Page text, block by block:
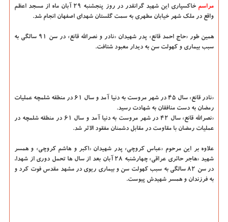
مراسم
خاکسپاری این شهید گرانقدر در روز پنجشنبه ۲۹ آبان ماه از مسجد اعظم
واقع در ملک شهر خیابان مطهری به سمت گلستان شهدای اصفهان انجام شد.
همین طور «حاج احمد قانع» پدر شهیدان «نادر و نصرالله قانع» در سن ۹۱ سالگی به
سبب بیماری و کهولت سن به دیدار معبود شتافت.
«نادر قانع» سال ۴۵ در شهر مروست به دنیا آمد و سال ۶۱ در منطقه شلمچه عملیات
رمضان به دست منافقان به شهادت رسید.
«نصرالله قانع» سال ۴۲ در شهر مروست به دنیا آمد و سال ۶۱ در منطقه شلمچه در
عملیات رمضان با مقاومت در مقابل دشمنان مفقود الاثر شد.
علاوه بر این مرحوم «عباس کروچی» پدر شهیدان «اکبر و هاشم کروچی» و همسر
شهید «هاجر حائری عراقی» چهارشنبه ۲۸ آبان بعد از سال ها تحمل دوری از شهدا،
در سن ۸۲ سالگی به سبب کهولت سن و بیماری ریوی در مشهد مقدس فوت کرد و
به فرزندان و همسر شهیدش پیوست.